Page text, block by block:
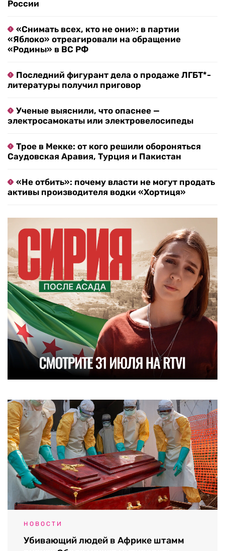
России
«Снимать всех, кто не они»: в партии
«Яблоко» отреагировали на обращение
«Родины» в ВС РФ
Последний фигурант дела о продаже ЛГБТ*-
литературы получил приговор
Ученые выяснили, что опаснее —
электросамокаты или электровелосипеды
Трое в Мекке: от кого решили обороняться
Саудовская Аравия, Турция и Пакистан
«Не отбить»: почему власти не могут продать
активы производителя водки «Хортиця»
НОВОСТИ
Убивающий людей в Африке штамм